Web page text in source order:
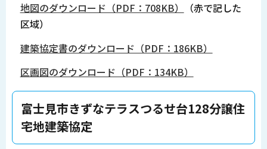
地図のダウンロード（PDF：708KB）
（赤で記した
区域）
建築協定書のダウンロード（PDF：186KB）
区画図のダウンロード（PDF：134KB）
富士見市きずなテラスつるせ台128分譲住
宅地建築協定